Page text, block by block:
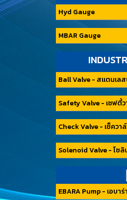
Hyd Gauge
MBAR Gauge
Ball Valve - สแตนเล
Safety Valve - เซฟตี้ว
Check Valve - เซ็ควา
Solenoid Valve - โซ
EBARA Pump - เอบา